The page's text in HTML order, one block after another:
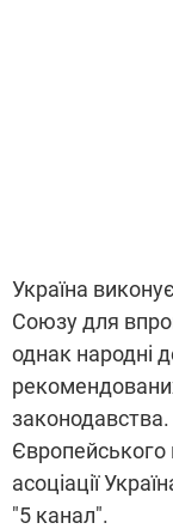
Україна
Союзу для
однак народні
Європейського
асоціації
"5 канал".